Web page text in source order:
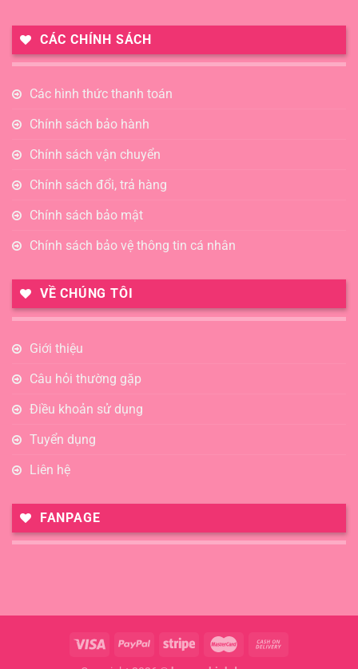
CÁC CHÍNH SÁCH
Các hình thức thanh toán
Chính sách bảo hành
Chính sách vận chuyển
Chính sách đổi, trả hàng
Chính sách bảo mật
Chính sách bảo vệ thông tin cá nhân
VỀ CHÚNG TÔI
Giới thiệu
Câu hỏi thường gặp
Điều khoản sử dụng
Tuyển dụng
Liên hệ
FANPAGE